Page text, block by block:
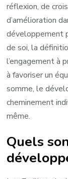
réflexion, de
d’amélioration
développement
de soi, la
l’engagement à
à favoriser un
somme, le
cheminement
même.
Quels